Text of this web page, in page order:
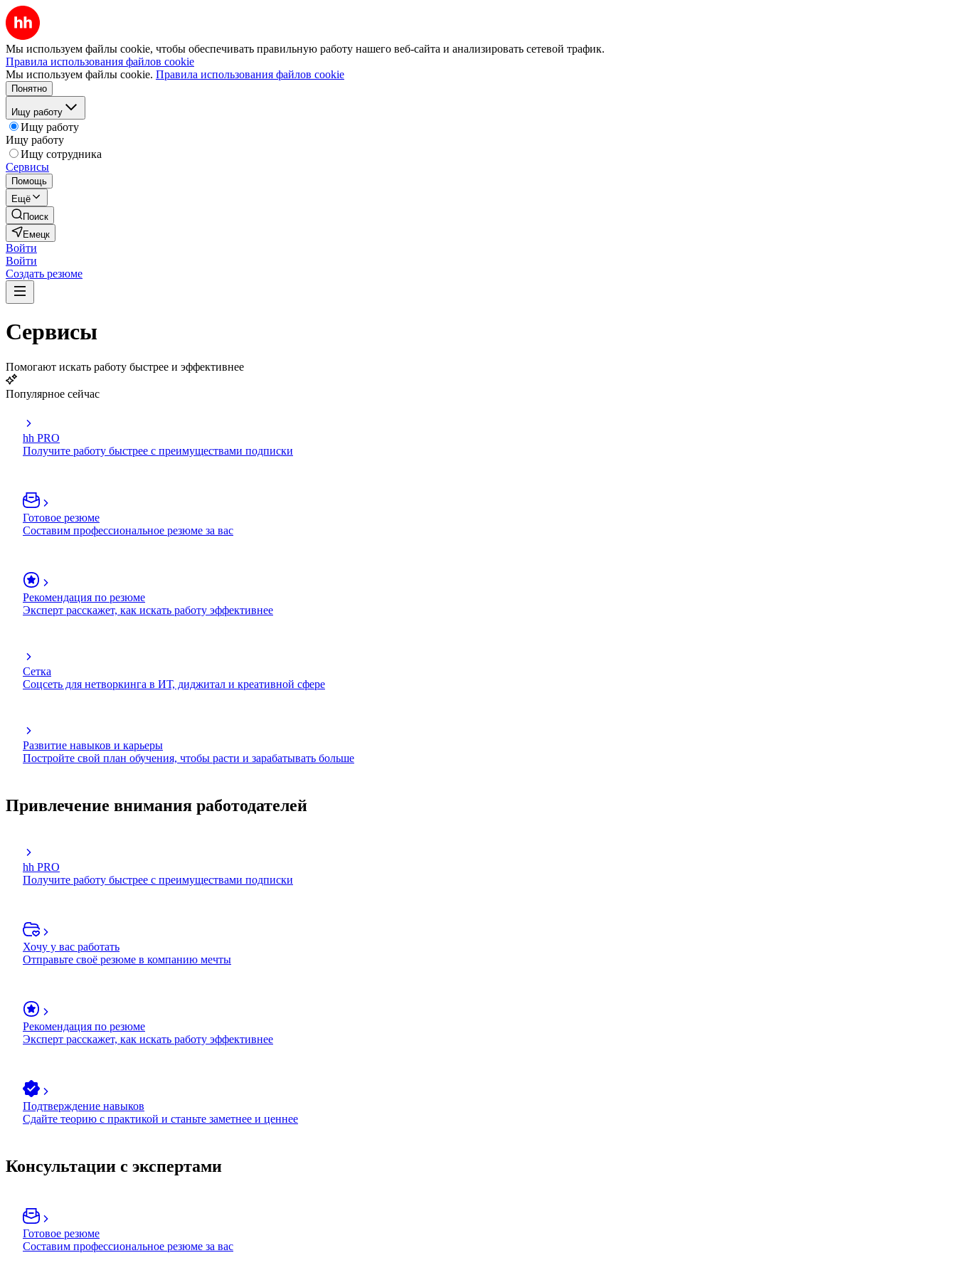
Мы используем файлы cookie, чтобы обеспечивать правильную работу нашего веб-сайта и анализировать сетевой трафик.
Правила использования файлов cookie
Мы используем файлы cookie. Правила использования файлов cookie
Понятно
Ищу работу
Ищу работу
Ищу работу
Ищу сотрудника
Сервисы
Помощь
Ещё
Поиск
Емецк
Войти
Войти
Создать резюме
Сервисы
Помогают искать работу быстрее и эффективнее
Популярное сейчас
hh PRO
Получите работу быстрее с преимуществами подписки
Готовое резюме
Составим профессиональное резюме за вас
Рекомендация по резюме
Эксперт расскажет, как искать работу эффективнее
Сетка
Соцсеть для нетворкинга в ИТ, диджитал и креативной сфере
Развитие навыков и карьеры
Постройте свой план обучения, чтобы расти и зарабатывать больше
Привлечение внимания работодателей
hh PRO
Получите работу быстрее с преимуществами подписки
Хочу у вас работать
Отправьте своё резюме в компанию мечты
Рекомендация по резюме
Эксперт расскажет, как искать работу эффективнее
Подтверждение навыков
Сдайте теорию с практикой и станьте заметнее и ценнее
Консультации с экспертами
Готовое резюме
Составим профессиональное резюме за вас